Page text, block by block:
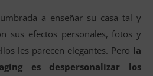
a enseñar su casa tal y
sus efectos personales, fotos y
les parecen elegantes. Pero la
es despersonalizar los